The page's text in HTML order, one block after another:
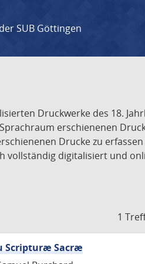
SUB Göttingen
Druckwerke des 18.
erschienenen
Drucke zu
digitalisiert und
1
Scripturæ Sacræ